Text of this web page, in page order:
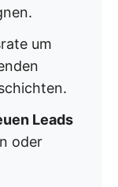
um
Leads
oder